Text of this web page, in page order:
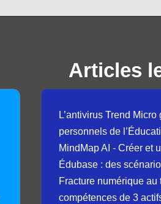
Articles
L’antivirus Trend
personnels de
MindMap AI - Créer et
Édubase : des
Fracture numérique
compétences de 3